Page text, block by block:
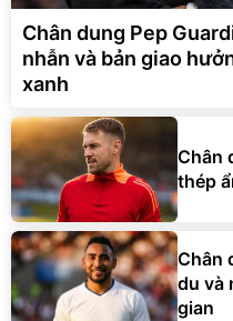
Chân dung Pep
nhẫn và bản giao
xanh
Chân
thép
Chân
du và
gian